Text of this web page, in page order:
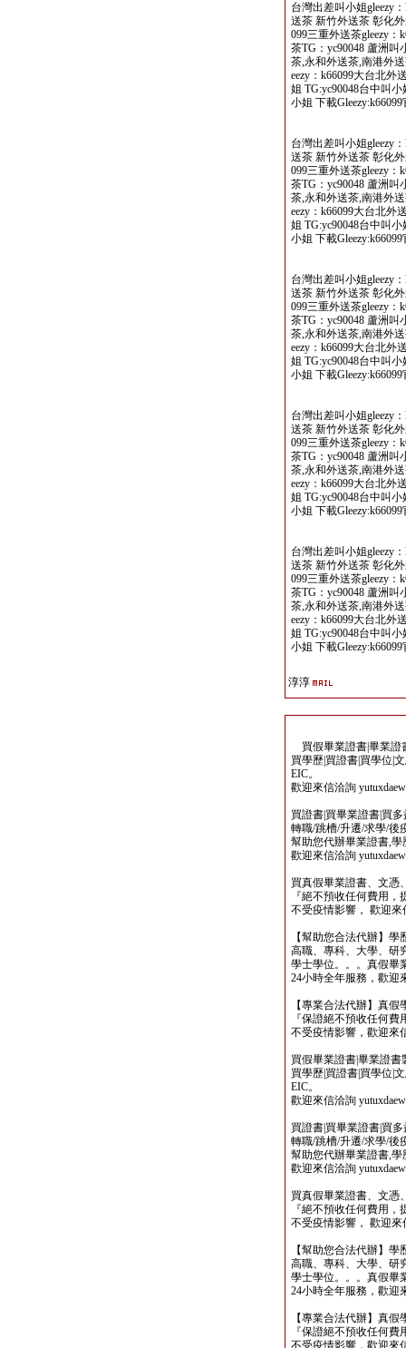
台灣出差叫小姐gleezy
送茶 新竹外送茶 彰化
099三重外送茶gleezy
茶TG：yc90048 蘆洲
茶,永和外送茶,南港外
eezy：k66099大台北外
姐 TG:yc90048台中叫
小姐 下載
台灣出差叫小姐gleezy
送茶 新竹外送茶 彰化
099三重外送茶gleezy
茶TG：yc90048 蘆洲
茶,永和外送茶,南港外
eezy：k66099大台北外
姐 TG:yc90048台中叫
小姐 下載
台灣出差叫小姐gleezy
送茶 新竹外送茶 彰化
099三重外送茶gleezy
茶TG：yc90048 蘆洲
茶,永和外送茶,南港外
eezy：k66099大台北外
姐 TG:yc90048台中叫
小姐 下載
台灣出差叫小姐gleezy
送茶 新竹外送茶 彰化
099三重外送茶gleezy
茶TG：yc90048 蘆洲
茶,永和外送茶,南港外
eezy：k66099大台北外
姐 TG:yc90048台中叫
小姐 下載
台灣出差叫小姐gleezy
送茶 新竹外送茶 彰化
099三重外送茶gleezy
茶TG：yc90048 蘆洲
茶,永和外送茶,南港外
eezy：k66099大台北外
姐 TG:yc90048台中叫
小姐 下載
淳淳
買假畢業證書|畢業證
買學歷|買證書|買學位|
EIC。
歡迎來信洽詢
買證書|買畢業證書|買多
轉職/跳槽/升遷/求學/後
幫助您代辦畢業證書,學
歡迎來信洽詢
買真假畢業證書、文憑
『絕不預收任何費用
不受疫情影響， 歡迎來
【幫助您合法代辦】
高職、專科、大學、研
學士學位。。。真假畢
24小時全年服務，歡迎
【專業合法代辦】真
『保證絕不預收任何
不受疫情影響，歡迎來
買假畢業證書|畢業證書
買學歷|買證書|買學位|
EIC。
歡迎來信洽詢
買證書|買畢業證書|買多
轉職/跳槽/升遷/求學/後
幫助您代辦畢業證書,學
歡迎來信洽詢
買真假畢業證書、文憑
『絕不預收任何費用
不受疫情影響， 歡迎來
【幫助您合法代辦】
高職、專科、大學、研
學士學位。。。真假畢
24小時全年服務，歡迎
【專業合法代辦】真
『保證絕不預收任何
不受疫情影響，歡迎來